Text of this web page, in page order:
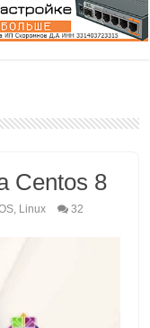
Centos 8
, Linux
32